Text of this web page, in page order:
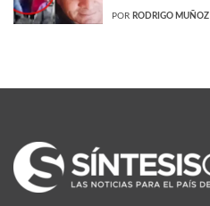
POR RODRIGO MUÑOZ